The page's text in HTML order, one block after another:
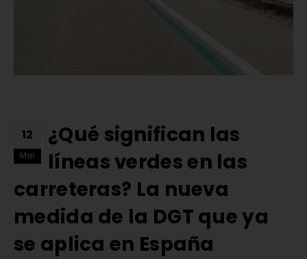
12
Mar
¿Qué significan las
líneas verdes en las
carreteras? La nueva
medida de la DGT que ya
se aplica en España